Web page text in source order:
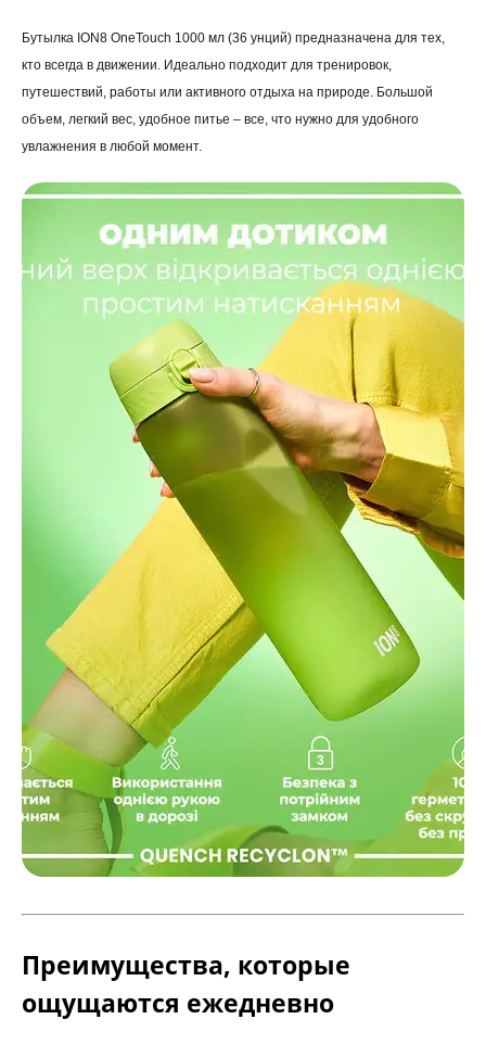
Бутылка ION8 OneTouch 1000 мл (36 унций) предназначена для тех,
кто всегда в движении. Идеально подходит для тренировок,
путешествий, работы или активного отдыха на природе. Большой
объем, легкий вес, удобное питье – все, что нужно для удобного
увлажнения в любой момент.
Преимущества, которые
ощущаются ежедневно